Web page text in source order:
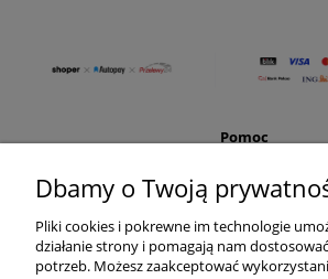
Pomoc
Moje konto
Płatności i dostawa
Dbamy o Twoją
Pliki cookies i pokrewne im technologie
działanie strony i pomagają nam
potrzeb. Możesz zaakceptować